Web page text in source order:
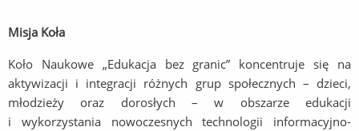
Misja Koła
Koło Naukowe „Edukacja bez granic” koncentruje się na
aktywizacji i integracji różnych grup społecznych – dzieci,
młodzieży oraz dorosłych – w obszarze edukacji
i wykorzystania nowoczesnych technologii informacyjno-